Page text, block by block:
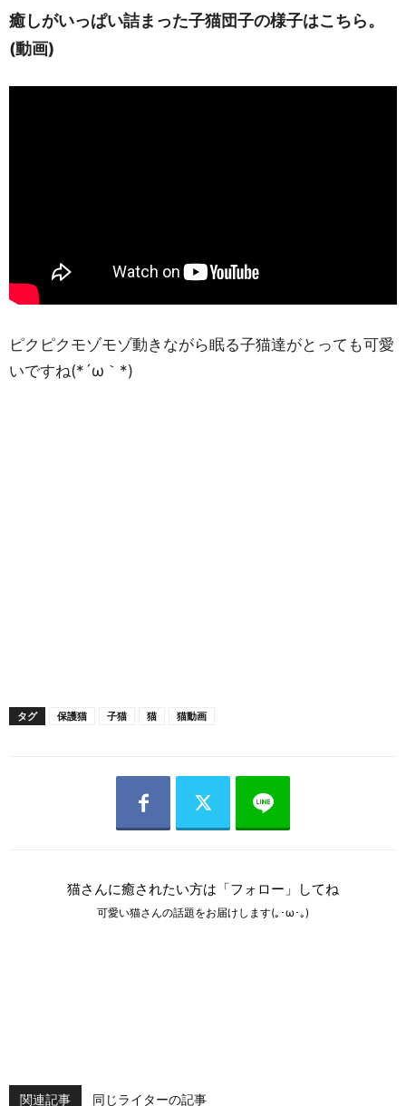
癒しがいっぱい詰まった子猫団子の様子はこちら。
(動画)
ピクピクモゾモゾ動きながら眠る子猫達がとっても可愛
いですね(*´ω｀*)
タグ 保護猫 子猫 猫 猫動画
猫さんに癒されたい方は「フォロー」してね
可愛い猫さんの話題をお届けします(｡･ω･｡)
関連記事 同じライターの記事